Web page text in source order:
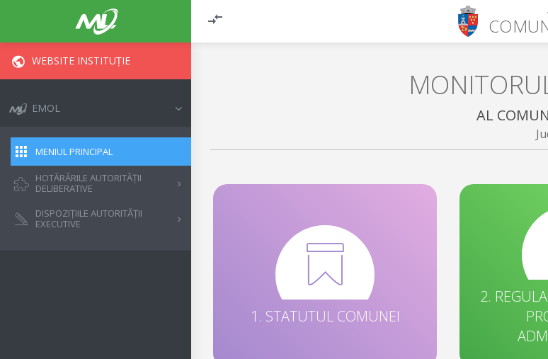
WEBSITE INSTITUȚIE
EMOL
MENIUL PRINCIPAL
HOTĂRÂRILE AUTORITĂȚII
DELIBERATIVE
DISPOZIȚIILE AUTORITĂȚII
EXECUTIVE
AL
1. STATUTUL COMUNEI
2.